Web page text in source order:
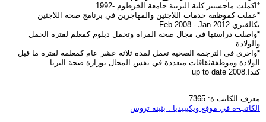
*اكملت ماجستير كلية التربية جامعة الخرطوم -1992
*عملت كموظفة خدمات اللاجئين والمهاجرين في برنامج صحة اللاجئين
بكالقيري Feb 2008 - Jan 2012
*واصلت دراستها في مجال صحة المراة وتحمل دبلوم كمعلم لفترة الحمل
والولادة
*واخري في الترجمة الصحية تعمل لمدة ثلاثة عشر عام كمعلمة لفترة ما قبل
الولادة وموظفةثقافات متعددة في نفس المجال بوزارة صحة البرتا
كندا.2008 up to date
معرف الكاتب-ة: 7365
الكاتب-ة في موقع ويكيبيديا : بثينة تروس